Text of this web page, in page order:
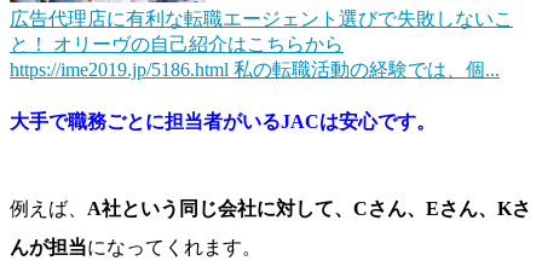
広告代理店に有利な転職エージェント選びで失敗しないこ
と！
オリーヴの自己紹介はこちらから
https://ime2019.jp/5186.html 私の転職活動の経験では、個...
大手で職務ごとに担当者がいるJACは安心です。
例えば、 A社という同じ会社に対して、Cさん、Eさん、Kさ
んが担当になってくれます。